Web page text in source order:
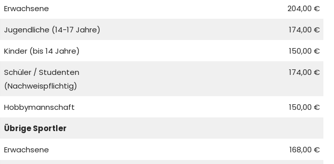
Erwachsene
204,00 €
Jugendliche (14-17 Jahre)
174,00 €
Kinder (bis 14 Jahre)
150,00 €
Schüler / Studenten
(Nachweispflichtig)
174,00 €
Hobbymannschaft
150,00 €
Übrige Sportler
Erwachsene
168,00 €